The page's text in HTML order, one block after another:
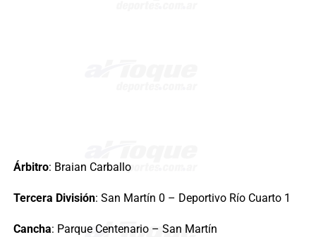
Árbitro: Braian Carballo
Tercera División: San Martín 0 – Deportivo Río Cuarto 1
Cancha: Parque Centenario – San Martín